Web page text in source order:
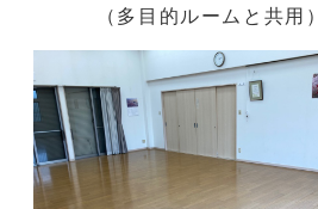
（多目的ルームと共用）